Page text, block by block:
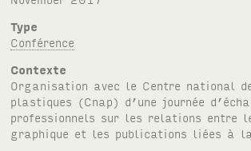
Type
Conférence
Contexte
Organisation avec le Centre national
plastiques (Cnap) d’une journée
professionnels sur les relations entre
graphique et les publications liées à